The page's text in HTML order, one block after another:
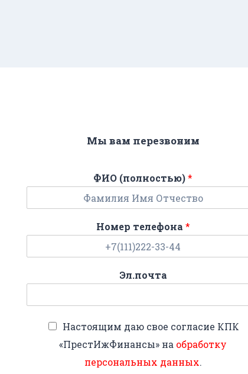
Мы вам перезвоним
ФИО (полностью)*
Номер телефона *
Эл.почта
Настоящим даю свое согласие КПК
«ПрестИжФинансы» на обработку
персональных данных.